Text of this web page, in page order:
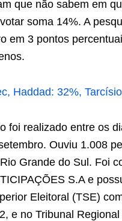
que não sabem em
soma 14%. A
em 3 pontos
Haddad: 32%,
foi realizado entre os
Ouviu 1.008
Grande do Sul. Foi
S.A e
Eleitoral (TSE)
e no Tribunal